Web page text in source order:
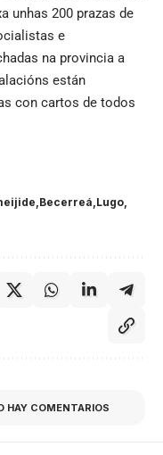
unhas 200 prazas de
e
na provincia a
están
con cartos de todos
Becerreá Lugo
HAY COMENTARIOS